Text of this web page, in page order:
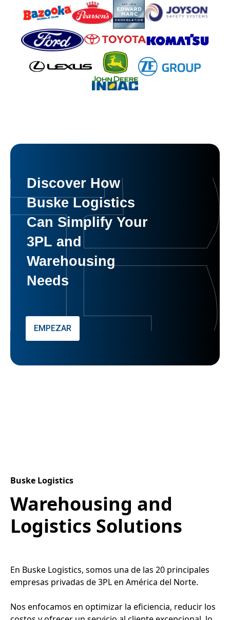
Discover How
Buske Logistics
Can Simplify Your
3PL and
Warehousing
Needs
EMPEZAR
Buske Logistics
Warehousing and
Logistics Solutions
En Buske Logistics, somos una de las 20 principales
empresas privadas de 3PL en América del Norte.
Nos enfocamos en optimizar la eficiencia, reducir los